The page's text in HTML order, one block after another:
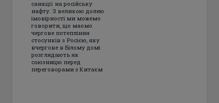
санкції на російську
нафту. З великою долею
імовірності ми можемо
говорити, що маємо
чергове потепління
стосунків з Росією, яку
вчергове в Білому домі
розглядають як
союзницю перед
переговорами з Китаєм